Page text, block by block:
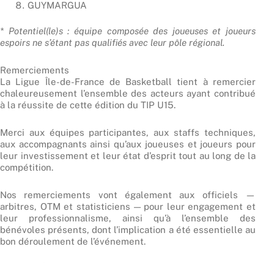
GUYMARGUA
* Potentiel(le)s : équipe composée des joueuses et joueurs
espoirs ne s’étant pas qualifiés avec leur pôle régional.
Remerciements
La Ligue Île-de-France de Basketball tient à remercier
chaleureusement l’ensemble des acteurs ayant contribué
à la réussite de cette édition du TIP U15.
Merci aux équipes participantes, aux staffs techniques,
aux accompagnants ainsi qu’aux joueuses et joueurs pour
leur investissement et leur état d’esprit tout au long de la
compétition.
Nos remerciements vont également aux officiels —
arbitres, OTM et statisticiens — pour leur engagement et
leur professionnalisme, ainsi qu’à l’ensemble des
bénévoles présents, dont l’implication a été essentielle au
bon déroulement de l’événement.